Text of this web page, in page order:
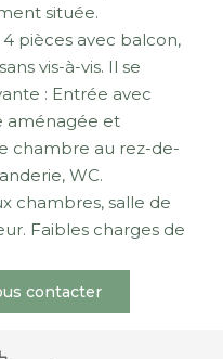
située.
pièces avec balcon,
vis-à-vis. Il se
: Entrée avec
aménagée et
chambre au rez-de-
WC.
chambres, salle de
Faibles charges de
contacter